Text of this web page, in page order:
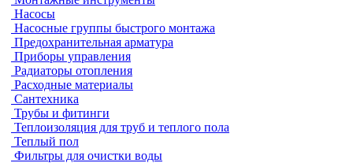
Насосы
Насосные группы быстрого монтажа
Предохранительная арматура
Приборы управления
Радиаторы отопления
Расходные материалы
Сантехника
Трубы и фитинги
Теплоизоляция для труб и теплого пола
Теплый пол
Фильтры для очистки воды